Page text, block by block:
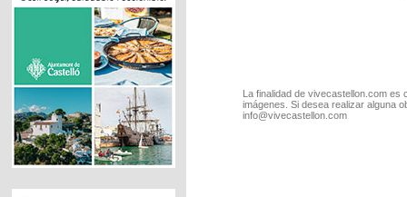
La finalidad de vivecastellon.com
imágenes. Si desea realizar alguna
info@vivecastellon.com